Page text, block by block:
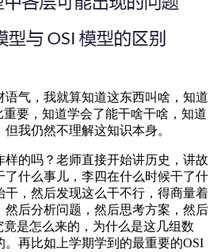
气，我就算知道这东西叫啥，知道
重要，知道学会了能干啥干啥，知道
我仍然不理解这知识本身。
的吗？老师直接开始讲历史，讲故
了什么事儿，李四在什么时候干了什
干，然后发现这么干不行，得商量着
然后分析问题，然后思考方案，然后
是怎么来的，为什么是这几组数
再比如上学期学到的最重要的OSI